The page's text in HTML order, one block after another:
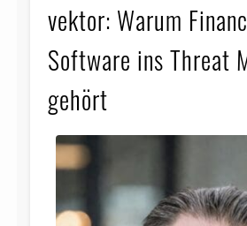
vektor: Warum
Software ins Threat
gehört